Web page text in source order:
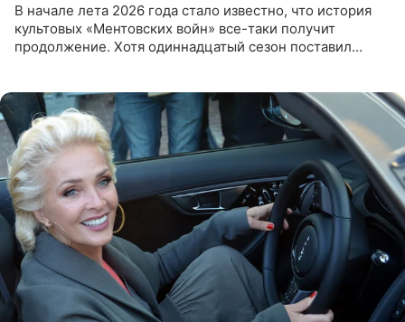
В начале лета 2026 года стало известно, что история
культовых «Ментовских войн» все-таки получит
продолжение. Хотя одиннадцатый сезон поставил